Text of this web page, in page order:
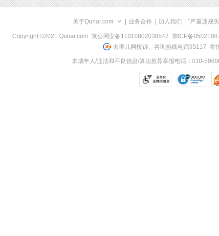
关于Qunar.com 业务合作 加入我们 "严重违规
Copyright ©2021 Qunar.com 京公网安备11010802030542
京ICP备
去哪儿网投诉、咨询热线电话95117 举
未成年人/违法和不良信息/算法推荐举报电话：010-